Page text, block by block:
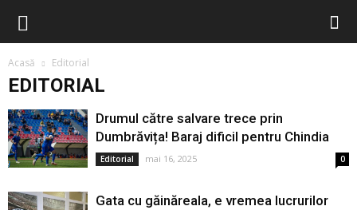
Acasă Editorial
EDITORIAL
Drumul către salvare trece prin
Dumbrăvița! Baraj dificil pentru Chindia
Editorial mai 16, 2025 0
Gata cu găinăreala, e vremea lucrurilor